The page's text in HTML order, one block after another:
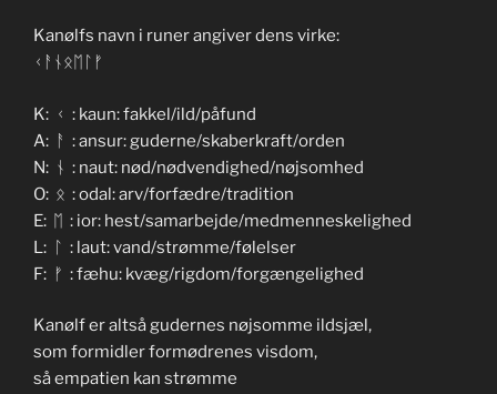
Kanølfs navn i runer angiver dens virke:
ᚲᚨᚾᛟᛖᛚᚠ
K: ᚲ : kaun: fakkel/ild/påfund
A: ᚨ : ansur: guderne/skaberkraft/orden
N: ᚾ : naut: nød/nødvendighed/nøjsomhed
O: ᛟ : odal: arv/forfædre/tradition
E: ᛖ : ior: hest/samarbejde/medmenneskelighed
L: ᛚ : laut: vand/strømme/følelser
F: ᚠ : fæhu: kvæg/rigdom/forgængelighed
Kanølf er altså gudernes nøjsomme ildsjæl,
som formidler formødrenes visdom,
så empatien kan strømme